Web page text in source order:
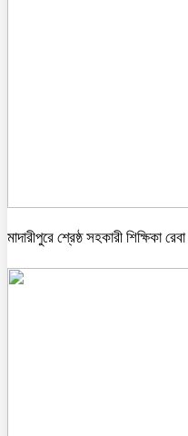
মাদারীপুরে শ্রেষ্ঠ সহকারী শিক্ষিকা